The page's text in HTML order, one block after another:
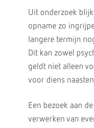
Uit onderzoek
opname zo
langere termijn
Dit kan zowel
geldt niet alleen
voor diens
Een bezoek aan
verwerken van